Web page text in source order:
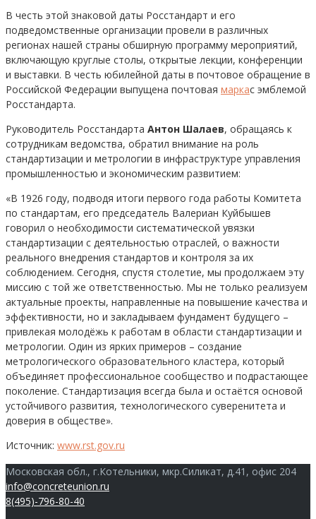
В честь этой знаковой даты Росстандарт и его
подведомственные организации провели в различных
регионах нашей страны обширную программу мероприятий,
включающую круглые столы, открытые лекции, конференции
и выставки. В честь юбилейной даты в почтовое обращение в
Российской Федерации выпущена почтовая маркас эмблемой
Росстандарта.
Руководитель Росстандарта Антон Шалаев, обращаясь к
сотрудникам ведомства, обратил внимание на роль
стандартизации и метрологии в инфраструктуре управления
промышленностью и экономическим развитием:
«В 1926 году, подводя итоги первого года работы Комитета
по стандартам, его председатель Валериан Куйбышев
говорил о необходимости систематической увязки
стандартизации с деятельностью отраслей, о важности
реального внедрения стандартов и контроля за их
соблюдением. Сегодня, спустя столетие, мы продолжаем эту
миссию с той же ответственностью. Мы не только реализуем
актуальные проекты, направленные на повышение качества и
эффективности, но и закладываем фундамент будущего –
привлекая молодёжь к работам в области стандартизации и
метрологии. Один из ярких примеров – создание
метрологического образовательного кластера, который
объединяет профессиональное сообщество и подрастающее
поколение. Стандартизация всегда была и остаётся основой
устойчивого развития, технологического суверенитета и
доверия в обществе».
Источник: www.rst.gov.ru
Московская обл., г.Котельники, мкр.Силикат, д.41, офис 204
info@concreteunion.ru
8(495)-796-80-40